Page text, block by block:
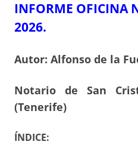
INFORME OFICINA
2026.
Autor: Alfonso de la
Notario de San
(Tenerife)
ÍNDICE: